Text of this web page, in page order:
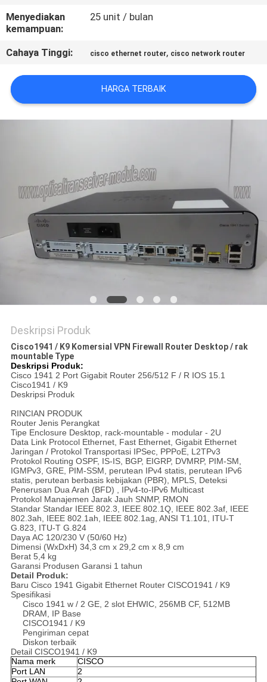
BERITA
KASUS-
KASUS
SITEMAP
PRIVASI
Menyediakan
kemampuan:
25 unit / bulan
Cahaya Tinggi: cisco ethernet router, cisco network router
HARGA TERBAIK
Deskripsi Produk
Cisco1941 / K9 Komersial VPN Firewall Router Desktop / rak
mountable Type
Deskripsi Produk:
Cisco 1941 2 Port Gigabit Router 256/512 F / R IOS 15.1
Cisco1941 / K9
Deskripsi Produk
RINCIAN PRODUK
Router Jenis Perangkat
Tipe Enclosure Desktop, rack-mountable - modular - 2U
Data Link Protocol Ethernet, Fast Ethernet, Gigabit Ethernet
Jaringan / Protokol Transportasi IPSec, PPPoE, L2TPv3
Protokol Routing OSPF, IS-IS, BGP, EIGRP, DVMRP, PIM-SM,
IGMPv3, GRE, PIM-SSM, perutean IPv4 statis, perutean IPv6
statis, perutean berbasis kebijakan (PBR), MPLS, Deteksi
Penerusan Dua Arah (BFD) , IPv4-to-IPv6 Multicast
Protokol Manajemen Jarak Jauh SNMP, RMON
Standar Standar IEEE 802.3, IEEE 802.1Q, IEEE 802.3af, IEEE
802.3ah, IEEE 802.1ah, IEEE 802.1ag, ANSI T1.101, ITU-T
G.823, ITU-T G.824
Daya AC 120/230 V (50/60 Hz)
Dimensi (WxDxH) 34,3 cm x 29,2 cm x 8,9 cm
Berat 5,4 kg
Garansi Produsen Garansi 1 tahun
Detail Produk:
Baru Cisco 1941 Gigabit Ethernet Router CISCO1941 / K9
Spesifikasi
Cisco 1941 w / 2 GE, 2 slot EHWIC, 256MB CF, 512MB
DRAM, IP Base
CISCO1941 / K9
Pengiriman cepat
Diskon terbaik
Detail CISCO1941 / K9
Nama merk
CISCO
Port LAN
2